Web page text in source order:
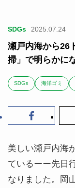
SDGs 2025.07.24
瀬戸内海から26
掃」で明らかに
SDGs 海洋ゴミ
美しい瀬戸内海
ているーー先日
なりました。岡